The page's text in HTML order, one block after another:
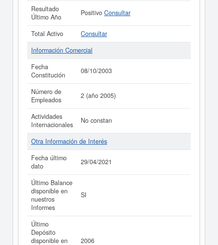
Resultado
Último Año
Positivo Consultar
Total Activo
Consultar
Información Comercial
Fecha
Constitución
08/10/2003
Número de
Empleados
2 (año 2005)
Actividades
Internacionales
No constan
Otra Información de Interés
Fecha último
dato
29/04/2021
Último Balance
disponible en
nuestros
Informes
SI
Último
Depósito
disponible en
2006